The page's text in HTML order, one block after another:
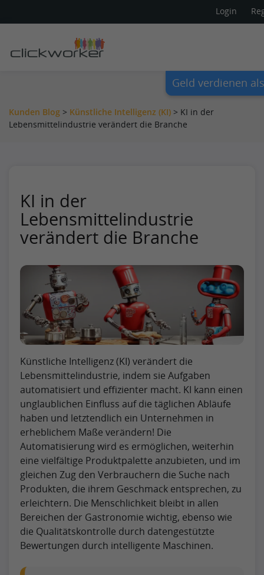
Login
Geld verdienen
Kunden Blog > Künstliche Intelligenz (KI) > KI in der
Lebensmittelindustrie verändert die Branche
KI in der
Lebensmittelindustrie
verändert die Branche
Künstliche Intelligenz (KI) verändert die
Lebensmittelindustrie, indem sie Aufgaben
automatisiert und effizienter macht. KI kann einen
unglaublichen Einfluss auf die täglichen Abläufe
haben und letztendlich ein Unternehmen in
erheblichem Maße verändern! Die
Automatisierung wird es ermöglichen, weiterhin
eine vielfältige Produktpalette anzubieten, und im
gleichen Zug den Verbrauchern die Suche nach
Produkten, die ihrem Geschmack entsprechen, zu
erleichtern. Die Menschlichkeit bleibt in allen
Bereichen der Gastronomie wichtig, ebenso wie
die Qualitätskontrolle durch datengestützte
Bewertungen durch intelligente Maschinen.